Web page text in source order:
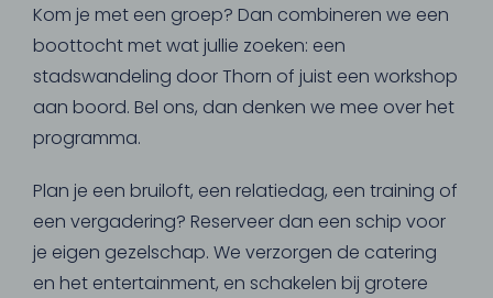
Kom je met een groep? Dan combineren we een
boottocht met wat jullie zoeken: een
stadswandeling door Thorn of juist een workshop
aan boord. Bel ons, dan denken we mee over het
programma.
Plan je een bruiloft, een relatiedag, een training of
een vergadering? Reserveer dan een schip voor
je eigen gezelschap. We verzorgen de catering
en het entertainment, en schakelen bij grotere